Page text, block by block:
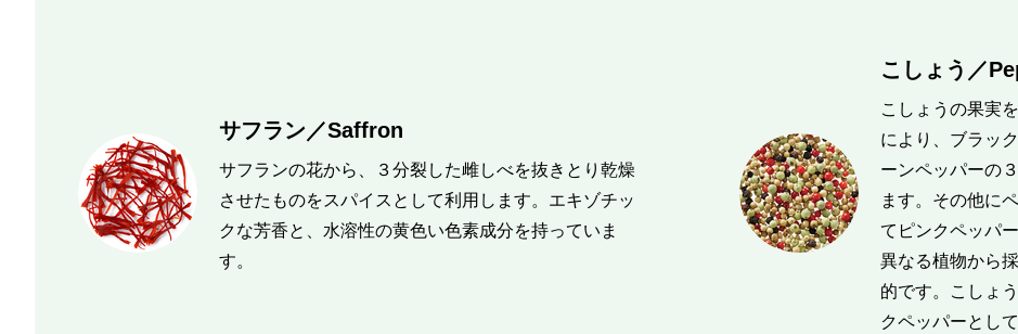
サフラン／Saffron
サフランの花から、３分裂した雌しべを抜きとり乾燥
させたものをスパイスとして利用します。エキゾチッ
クな芳香と、水溶性の黄色い色素成分を持っていま
す。
こしょう／
こしょうの果実
により、ブラッ
ーンペッパーの
ます。その他に
てピンクペッパ
異なる植物から
的です。こしょ
クペッパーとし